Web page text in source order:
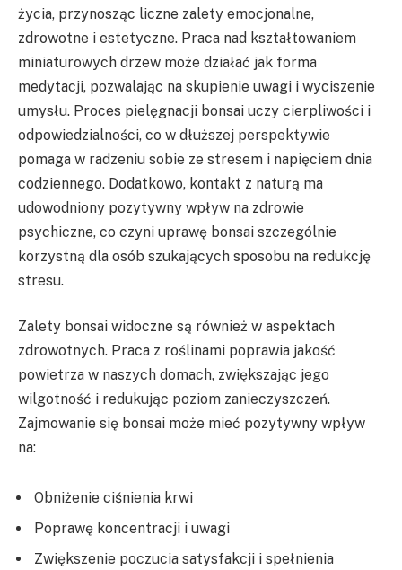
życia, przynosząc liczne zalety emocjonalne,
zdrowotne i estetyczne. Praca nad kształtowaniem
miniaturowych drzew może działać jak forma
medytacji, pozwalając na skupienie uwagi i wyciszenie
umysłu. Proces pielęgnacji bonsai uczy cierpliwości i
odpowiedzialności, co w dłuższej perspektywie
pomaga w radzeniu sobie ze stresem i napięciem dnia
codziennego. Dodatkowo, kontakt z naturą ma
udowodniony pozytywny wpływ na zdrowie
psychiczne, co czyni uprawę bonsai szczególnie
korzystną dla osób szukających sposobu na redukcję
stresu.
Zalety bonsai widoczne są również w aspektach
zdrowotnych. Praca z roślinami poprawia jakość
powietrza w naszych domach, zwiększając jego
wilgotność i redukując poziom zanieczyszczeń.
Zajmowanie się bonsai może mieć pozytywny wpływ
na:
Obniżenie ciśnienia krwi
Poprawę koncentracji i uwagi
Zwiększenie poczucia satysfakcji i spełnienia